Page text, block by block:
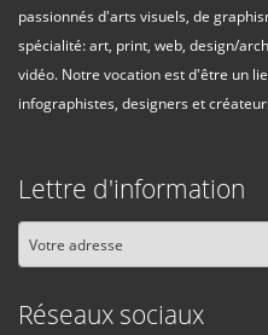
passionnés d'arts visuels, de
spécialité: art, print, web, design/
vidéo. Notre vocation est d'être un
infographistes, designers et
Lettre d'information
Réseaux sociaux